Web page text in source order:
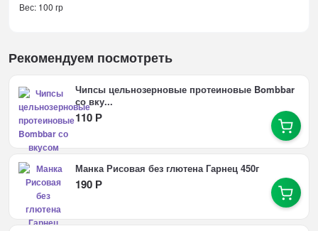
Вес: 100 гр
Рекомендуем посмотреть
Чипсы цельнозерновые протеиновые Bombbar
со вку...
110 Р
Манка Рисовая без глютена Гарнец 450г
190 Р